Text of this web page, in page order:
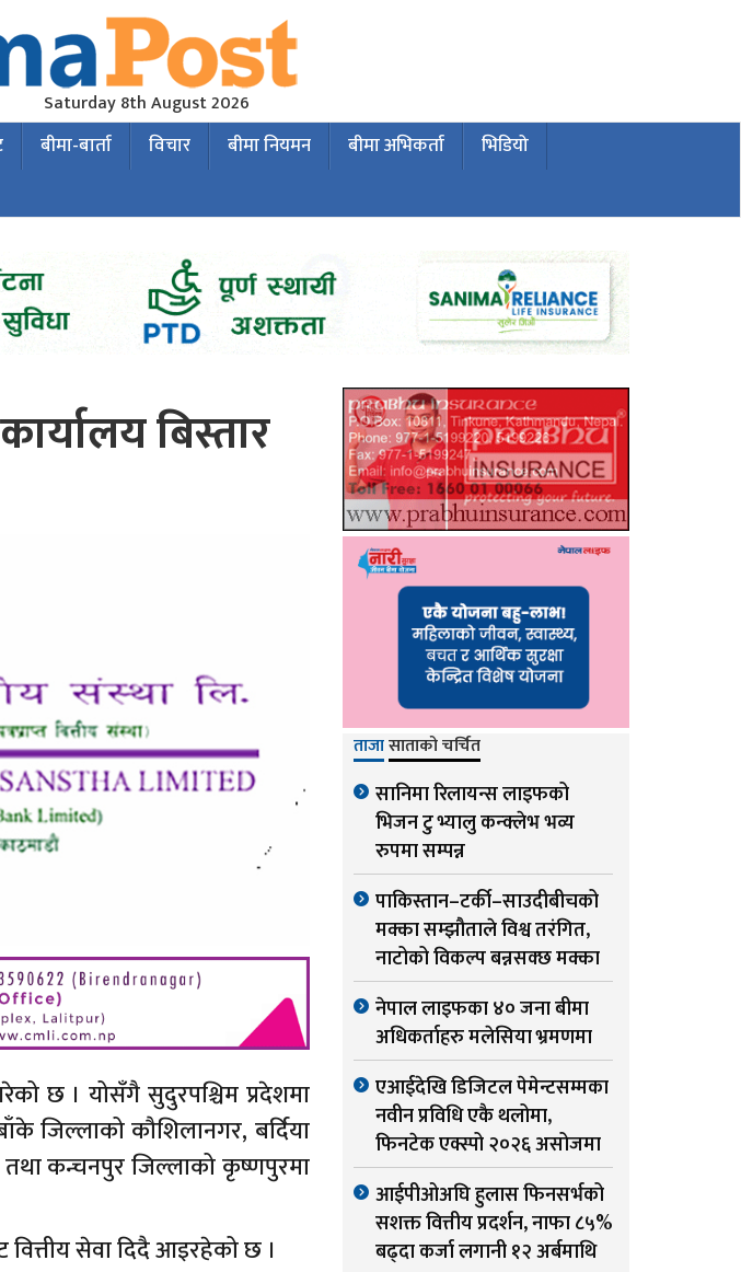
Saturday 8th August 2026
बीमा-बार्ता विचार बीमा नियमन बीमा अभिकर्ता
भिडियो
बिस्तार
छ । योसँगै सुदुरपश्चिम प्रदेशमा
जिल्लाको कौशिलानगर, बर्दिया
कन्चनपुर जिल्लाको कृष्णपुरमा
सेवा दिदै आइरहेको छ ।
ताजासाताको चर्चित
सानिमा रिलायन्स लाइफको
भिजन टु भ्यालु कन्क्लेभ भव्य
रुपमा सम्पन्न
पाकिस्तान–टर्की–साउदीबीचको
मक्का सम्झौताले विश्व तरंगित,
नाटोको विकल्प बन्नसक्छ मक्का
नेपाल लाइफका ४० जना बीमा
अधिकर्ताहरु मलेसिया भ्रमणमा
एआईदेखि डिजिटल पेमेन्टसम्मका
नवीन प्रविधि एकै थलोमा,
फिनटेक एक्स्पो २०२६ असोजमा
आईपीओअघि हुलास फिनसर्भको
सशक्त वित्तीय प्रदर्शन, नाफा ८५%
बढ्दा कर्जा लगानी १२ अर्बमाथि